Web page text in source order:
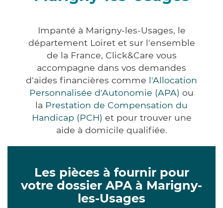
Impanté à Marigny-les-Usages, le
département Loiret et sur l'ensemble
de la France, Click&Care vous
accompagne dans vos demandes
d'aides financières comme l'Allocation
Personnalisée d'Autonomie (APA) ou
la Prestation de Compensation du
Handicap (PCH) et pour trouver une
aide à domicile qualifiée.
Les pièces à fournir pour
votre dossier APA à Marigny-
les-Usages